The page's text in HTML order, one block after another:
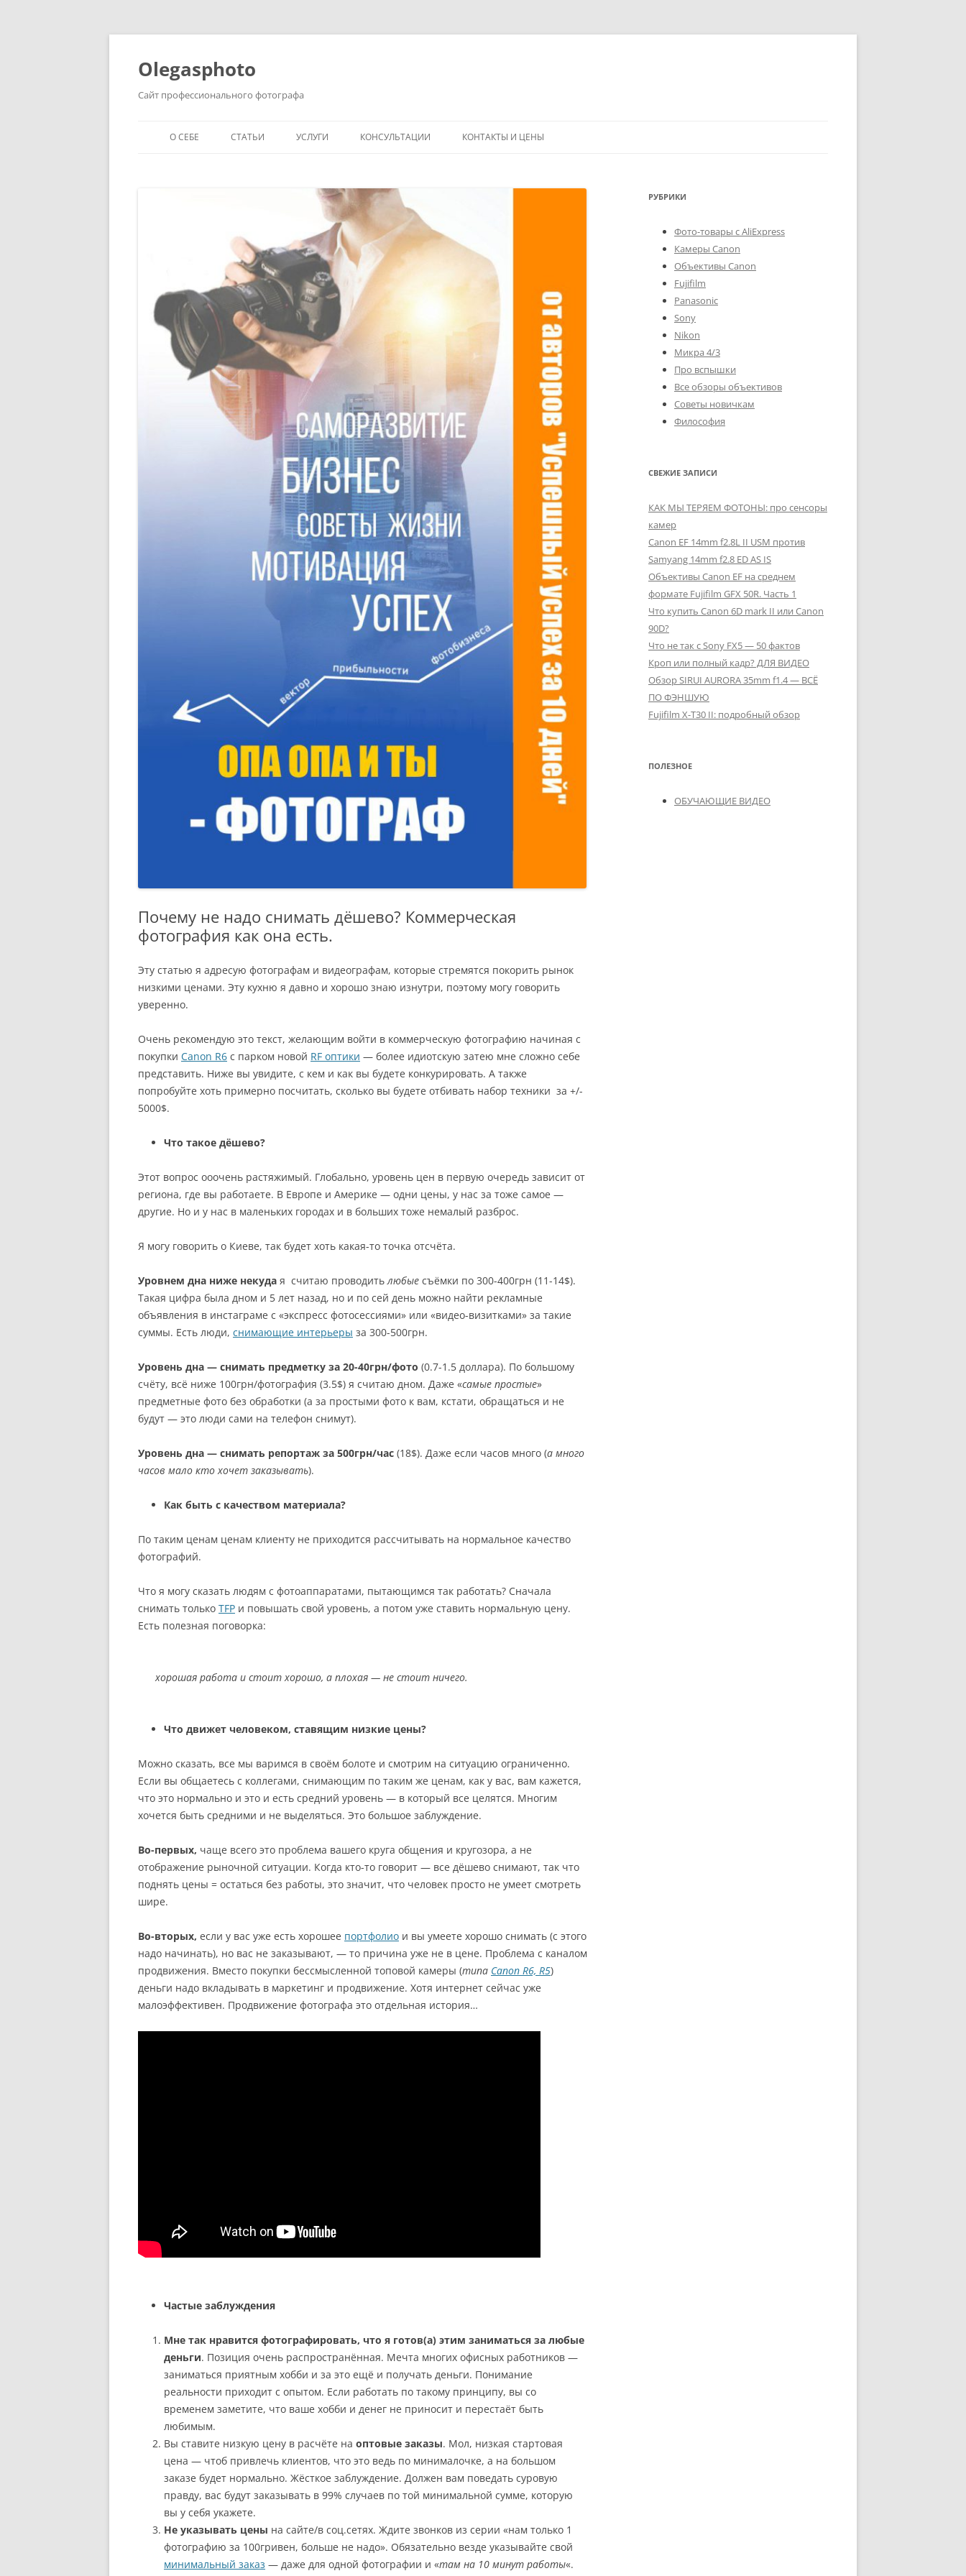
Olegasphoto
Сайт профессионального фотографа
к
содержимому
О СЕБЕ СТАТЬИ УСЛУГИ КОНСУЛЬТАЦИИ КОНТАКТЫ И ЦЕНЫ
Почему не надо снимать дёшево? Коммерческая
фотография как она есть.
Эту статью я адресую фотографам и видеографам, которые стремятся покорить рынок
низкими ценами. Эту кухню я давно и хорошо знаю изнутри, поэтому могу говорить
уверенно.
Очень рекомендую это текст, желающим войти в коммерческую фотографию начиная с
покупки Canon R6 с парком новой RF оптики — более идиотскую затею мне сложно себе
представить. Ниже вы увидите, с кем и как вы будете конкурировать. А также
попробуйте хоть примерно посчитать, сколько вы будете отбивать набор техники за +/-
5000$.
Что такое дёшево?
Этот вопрос ооочень растяжимый. Глобально, уровень цен в первую очередь зависит от
региона, где вы работаете. В Европе и Америке — одни цены, у нас за тоже самое —
другие. Но и у нас в маленьких городах и в больших тоже немалый разброс.
Я могу говорить о Киеве, так будет хоть какая-то точка отсчёта.
Уровнем дна ниже некуда я считаю проводитьлюбые съёмки по 300-400грн (11-14$).
Такая цифра была дном и 5 лет назад, но и по сей день можно найти рекламные
объявления в инстаграме с «экспресс фотосессиями» или «видео-визитками» за такие
суммы. Есть люди, снимающие интерьеры за 300-500грн.
Уровень дна — снимать предметку за 20-40грн/фото (0.7-1.5 доллара). По большому
счёту, всё ниже 100грн/фотография (3.5$) я считаю дном. Даже «самые простые»
предметные фото без обработки (а за простыми фото к вам, кстати, обращаться и не
будут — это люди сами на телефон снимут).
Уровень дна — снимать репортаж за 500грн/час (18$). Даже если часов много (а много
часов мало кто хочет заказывать).
Как быть с качеством материала?
По таким ценам ценам клиенту не приходится рассчитывать на нормальное качество
фотографий.
Что я могу сказать людям с фотоаппаратами, пытающимся так работать? Сначала
снимать только TFP и повышать свой уровень, а потом уже ставить нормальную цену.
Есть полезная поговорка:
хорошая работа и стоит хорошо, а плохая — не стоит ничего.
Что движет человеком, ставящим низкие цены?
Можно сказать, все мы варимся в своём болоте и смотрим на ситуацию ограниченно.
Если вы общаетесь с коллегами, снимающим по таким же ценам, как у вас, вам кажется,
что это нормально и это и есть средний уровень — в который все целятся. Многим
хочется быть средними и не выделяться. Это большое заблуждение.
Во-первых, чаще всего это проблема вашего круга общения и кругозора, а не
отображение рыночной ситуации. Когда кто-то говорит — все дёшево снимают, так что
поднять цены = остаться без работы, это значит, что человек просто не умеет смотреть
шире.
Во-вторых, если у вас уже есть хорошее портфолио и вы умеете хорошо снимать (с этого
надо начинать), но вас не заказывают, — то причина уже не в цене. Проблема с каналом
продвижения. Вместо покупки бессмысленной топовой камеры (типа Canon R6, R5)
деньги надо вкладывать в маркетинг и продвижение. Хотя интернет сейчас уже
малоэффективен. Продвижение фотографа это отдельная история…
Частые заблуждения
Мне так нравится фотографировать, что я готов(а) этим заниматься за любые
деньги. Позиция очень распространённая. Мечта многих офисных работников —
заниматься приятным хобби и за это ещё и получать деньги. Понимание
реальности приходит с опытом. Если работать по такому принципу, вы со
временем заметите, что ваше хобби и денег не приносит и перестаёт быть
любимым.
Вы ставите низкую цену в расчёте на оптовые заказы. Мол, низкая стартовая
цена — чтоб привлечь клиентов, что это ведь по минималочке, а на большом
заказе будет нормально. Жёсткое заблуждение. Должен вам поведать суровую
правду, вас будут заказывать в 99% случаев по той минимальной сумме, которую
вы у себя укажете.
Не указывать цены на сайте/в соц.сетях. Ждите звонков из серии «нам только 1
фотографию за 100гривен, больше не надо». Обязательно везде указывайте свой
минимальный заказ — даже для одной фотографии и «там на 10 минут работы«.
РУБРИКИ
Фото-товары с AliExpress
Камеры Canon
Объективы Canon
Fujifilm
Panasonic
Sony
Nikon
Микра 4/3
Про вспышки
Все обзоры объективов
Советы новичкам
Философия
СВЕЖИЕ ЗАПИСИ
КАК МЫ ТЕРЯЕМ ФОТОНЫ: про сенсоры
камер
Canon EF 14mm f2.8L II USM против
Samyang 14mm f2.8 ED AS IS
Объективы Canon EF на среднем
формате Fujifilm GFX 50R. Часть 1
Что купить Canon 6D mark II или Canon
90D?
Что не так с Sony FX5 — 50 фактов
Кроп или полный кадр? ДЛЯ ВИДЕО
Обзор SIRUI AURORA 35mm f1.4 — ВСЁ
ПО ФЭНШУЮ
Fujifilm X-T30 II: подробный обзор
ПОЛЕЗНОЕ
ОБУЧАЮЩИЕ ВИДЕО